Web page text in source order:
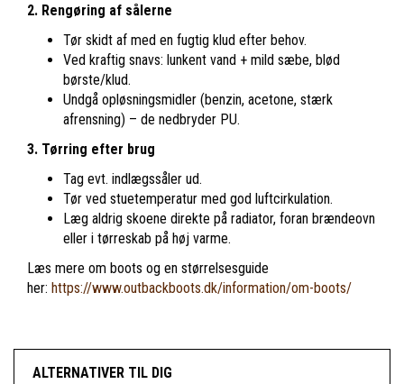
2. Rengøring af sålerne
Tør skidt af med en fugtig klud efter behov.
Ved kraftig snavs: lunkent vand + mild sæbe, blød
børste/klud.
Undgå opløsningsmidler (benzin, acetone, stærk
afrensning) – de nedbryder PU.
3. Tørring efter brug
Tag evt. indlægssåler ud.
Tør ved stuetemperatur med god luftcirkulation.
Læg aldrig skoene direkte på radiator, foran brændeovn
eller i tørreskab på høj varme.
Læs mere om boots og en størrelsesguide
her: https://www.outbackboots.dk/information/om-boots/
ALTERNATIVER TIL DIG